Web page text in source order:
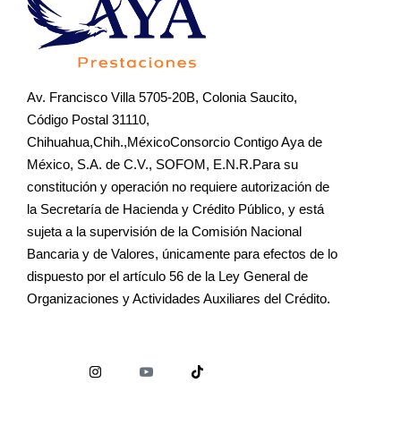
Av. Francisco Villa 5705-20B, Colonia Saucito,
Código Postal 31110,
Chihuahua,Chih.,MéxicoConsorcio Contigo Aya de
México, S.A. de C.V., SOFOM, E.N.R.Para su
constitución y operación no requiere autorización de
la Secretaría de Hacienda y Crédito Público, y está
sujeta a la supervisión de la Comisión Nacional
Bancaria y de Valores, únicamente para efectos de lo
dispuesto por el artículo 56 de la Ley General de
Organizaciones y Actividades Auxiliares del Crédito.